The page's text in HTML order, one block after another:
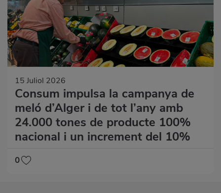
15 Juliol 2026
Consum impulsa la campanya de
meló d’Alger i de tot l’any amb
24.000 tones de producte 100%
nacional i un increment del 10%
0